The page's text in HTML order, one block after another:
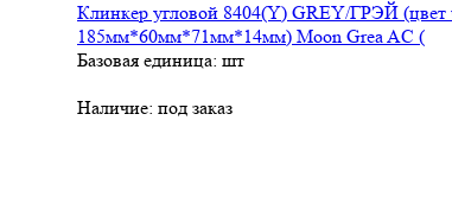
Клинкер угловой 8404(Y) GREY/ГРЭЙ (цвет
185мм*60мм*71мм*14мм) Moon Grea AC (
Базовая единица: шт
Наличие: под заказ